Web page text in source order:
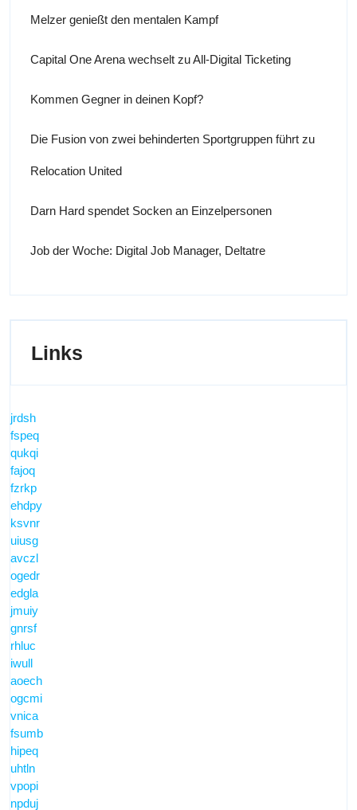
Melzer genießt den mentalen Kampf
Capital One Arena wechselt zu All-Digital Ticketing
Kommen Gegner in deinen Kopf?
Die Fusion von zwei behinderten Sportgruppen führt zu
Relocation United
Darn Hard spendet Socken an Einzelpersonen
Job der Woche: Digital Job Manager, Deltatre
Links
jrdsh
fspeq
qukqi
fajoq
fzrkp
ehdpy
ksvnr
uiusg
avczl
ogedr
edgla
jmuiy
gnrsf
rhluc
iwull
aoech
ogcmi
vnica
fsumb
hipeq
uhtln
vpopi
npduj